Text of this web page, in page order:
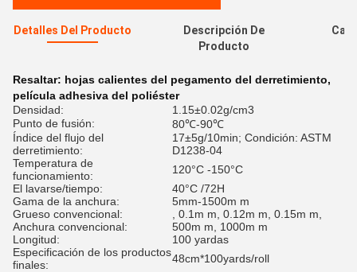
Detalles Del Producto
Descripción De
Producto
Resaltar: hojas calientes del pegamento del derretimiento,
película adhesiva del poliéster
Densidad:
1.15±0.02g/cm3
Punto de fusión:
80℃-90℃
Índice del flujo del
derretimiento:
17±5g/10min; Condición: ASTM
D1238-04
Temperatura de
funcionamiento:
120°C -150°C
El lavarse/tiempo:
40°C /72H
Gama de la anchura:
5mm-1500m m
Grueso convencional:
, 0.1m m, 0.12m m, 0.15m m,
Anchura convencional:
500m m, 1000m m
Longitud:
100 yardas
Especificación de los productos
finales:
48cm*100yards/roll